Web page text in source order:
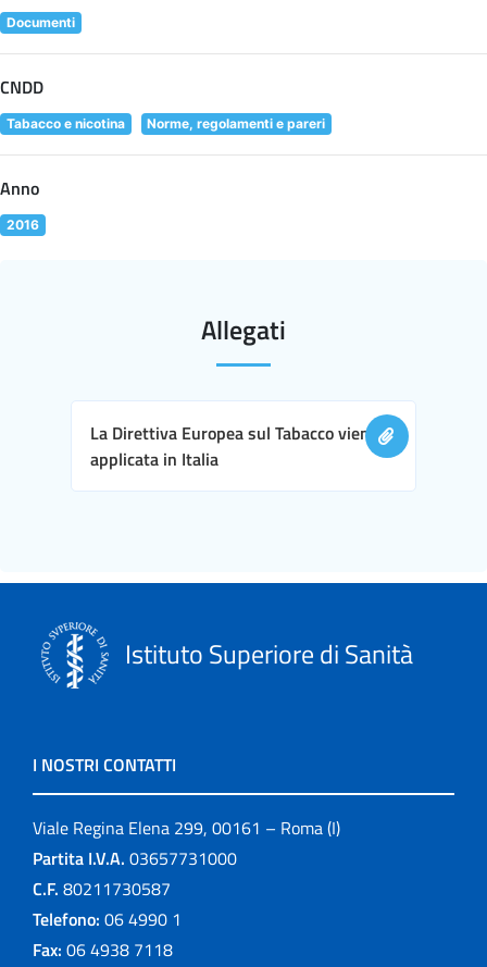
Documenti
CNDD
Tabacco e nicotina Norme, regolamenti e pareri
Anno
2016
Allegati
La Direttiva Europea sul Tabacco viene
applicata in Italia
Istituto Superiore di Sanità
I NOSTRI CONTATTI
Viale Regina Elena 299, 00161 – Roma (I)
Partita I.V.A. 03657731000
C.F. 80211730587
Telefono: 06 4990 1
Fax: 06 4938 7118